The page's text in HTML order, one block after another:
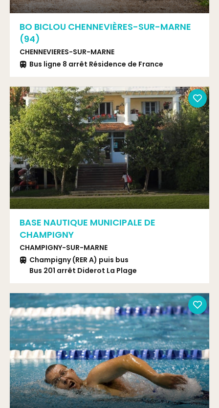
BO BICLOU CHENNEVIÈRES-SUR-MARNE
(94)
CHENNEVIERES-SUR-MARNE
Bus ligne 8 arrêt Résidence de France
BASE NAUTIQUE MUNICIPALE DE
CHAMPIGNY
CHAMPIGNY-SUR-MARNE
Champigny (RER A) puis bus
Bus 201 arrêt Diderot La Plage